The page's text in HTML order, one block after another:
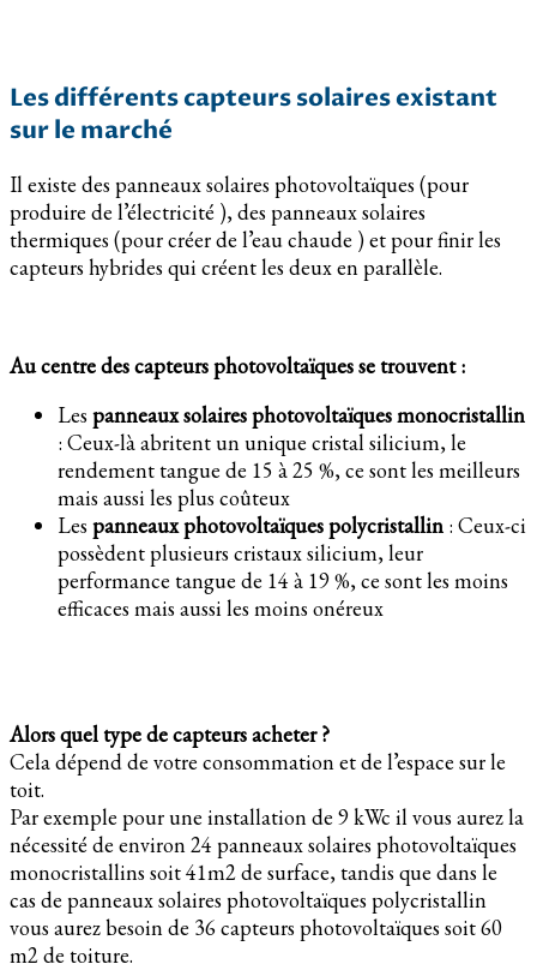
Les différents capteurs solaires existant
sur le marché
Il existe des panneaux solaires photovoltaïques (pour
produire de l’électricité ), des panneaux solaires
thermiques (pour créer de l’eau chaude ) et pour finir les
capteurs hybrides qui créent les deux en parallèle.
Au centre des capteurs photovoltaïques se trouvent :
Les panneaux solaires photovoltaïques monocristallin
: Ceux-là abritent un unique cristal silicium, le
rendement tangue de 15 à 25 %, ce sont les meilleurs
mais aussi les plus coûteux
Les panneaux photovoltaïques polycristallin : Ceux-ci
possèdent plusieurs cristaux silicium, leur
performance tangue de 14 à 19 %, ce sont les moins
efficaces mais aussi les moins onéreux
Alors quel type de capteurs acheter ?
Cela dépend de votre consommation et de l’espace sur le
toit.
Par exemple pour une installation de 9 kWc il vous aurez la
nécessité de environ 24 panneaux solaires photovoltaïques
monocristallins soit 41m2 de surface, tandis que dans le
cas de panneaux solaires photovoltaïques polycristallin
vous aurez besoin de 36 capteurs photovoltaïques soit 60
m2 de toiture.